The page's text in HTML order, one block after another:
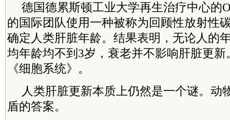
德国德累斯顿工业大学再生治疗中心的
的国际团队使用一种被称为回顾性放射性
确定人类肝脏年龄。结果表明，无论人的
均年龄均不到3岁，衰老并不影响肝脏更
《细胞系统》。
人类肝脏更新本质上仍然是一个谜。动
盾的答案。